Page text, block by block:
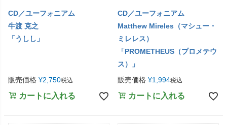
CD／ユーフォニアム
牛渡 克之
「うしし」
販売価格 ¥2,750税込
カートに入れる
CD／ユーフォニアム
Matthew Mireles（マシュー・
ミレレス）
「PROMETHEUS（プロメテウ
ス）」
販売価格 ¥1,994税込
カートに入れる